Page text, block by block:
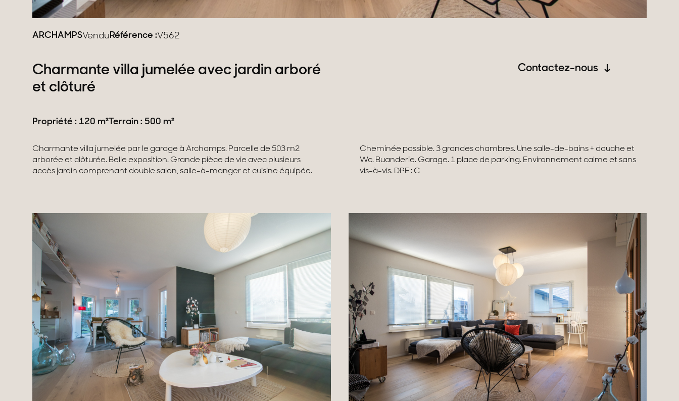
ARCHAMPSVenduRéférence :V562
Charmante villa jumelée avec jardin arboré
et clôturé
Propriété : 120 m²Terrain : 500 m²
Contactez-nous
Charmante villa jumelée par le garage à Archamps. Parcelle de 503 m2
arborée et clôturée. Belle exposition. Grande pièce de vie avec plusieurs
accès jardin comprenant double salon, salle-à-manger et cuisine équipée.
Cheminée possible. 3 grandes chambres. Une salle-de-bains + douche et
Wc. Buanderie. Garage. 1 place de parking. Environnement calme et sans
vis-à-vis. DPE : C